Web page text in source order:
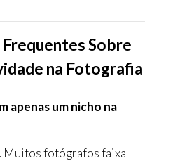
Sobre
na Fotografia
apenas um nicho na
Muitos fotógrafos faixa